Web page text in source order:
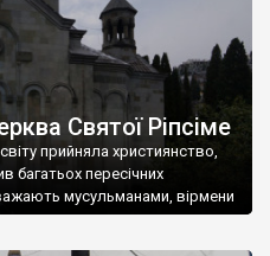
Святої Ріпсіме
прийняла християнство,
багатьох пересічних
мусульманами, вірмени